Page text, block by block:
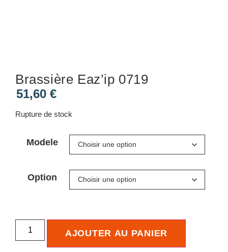
Brassière Eaz’ip 0719
51,60 €
Rupture de stock
Modele
Option
AJOUTER AU PANIER